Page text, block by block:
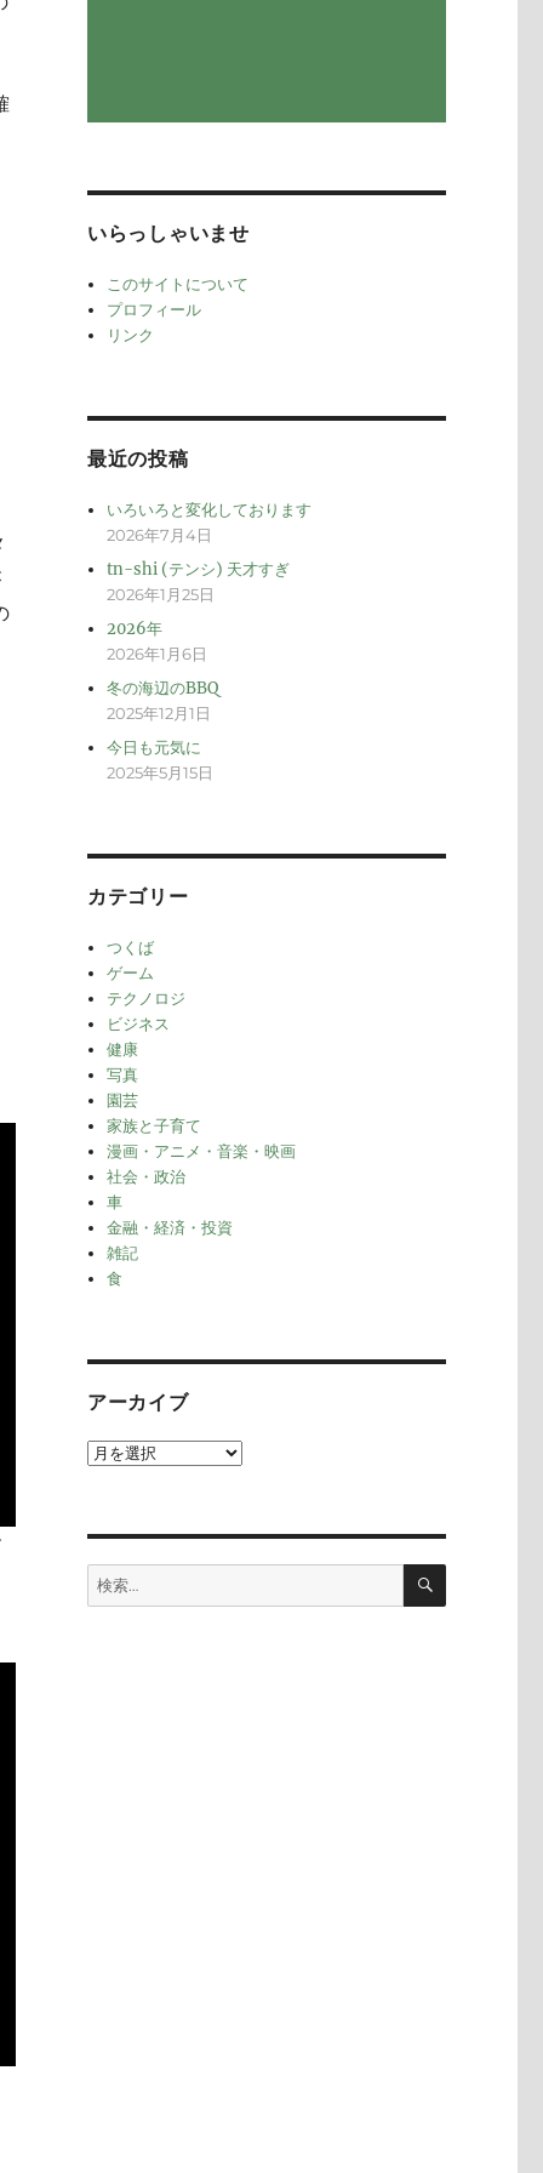
いらっしゃいませ
このサイトについて
プロフィール
リンク
最近の投稿
いろいろと変化しております
2026年7月4日
tn-shi (テンシ) 天才すぎ
2026年1月25日
2026年
2026年1月6日
冬の海辺のBBQ
2025年12月1日
今日も元気に
2025年5月15日
カテゴリー
つくば
ゲーム
テクノロジ
ビジネス
健康
写真
園芸
家族と子育て
漫画・アニメ・音楽・映画
社会・政治
車
金融・経済・投資
雑記
食
アーカイブ
ア
検
索:
検